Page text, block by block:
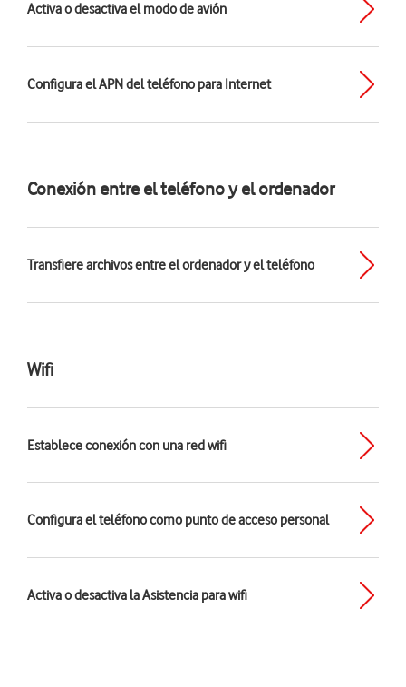
Activa o desactiva el modo de avión
Configura el APN del teléfono para Internet
Conexión entre el teléfono y el ordenador
Transfiere archivos entre el ordenador y el teléfono
Wifi
Establece conexión con una red wifi
Configura el teléfono como punto de acceso personal
Activa o desactiva la Asistencia para wifi